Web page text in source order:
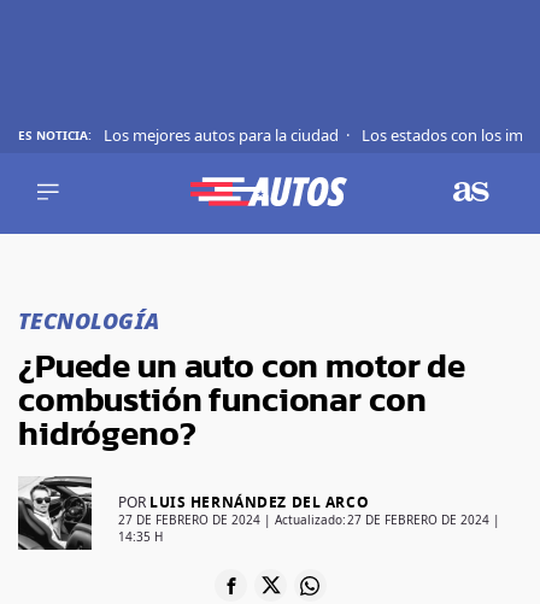
ES NOTICIA: Los mejores autos para la ciudad Los estados con los
REVIEWS
CURIOSIDADES
MARCAS
RANKINGS
SÍGUENOS
TECNOLOGÍA
¿Puede un auto con motor de
combustión funcionar con
hidrógeno?
POR LUIS HERNÁNDEZ DEL ARCO
27 DE FEBRERO DE 2024 | Actualizado: 27 DE FEBRERO DE 2024 |
14:35 H